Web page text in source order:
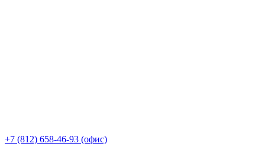
+7 (812) 658-46-93 (офис)